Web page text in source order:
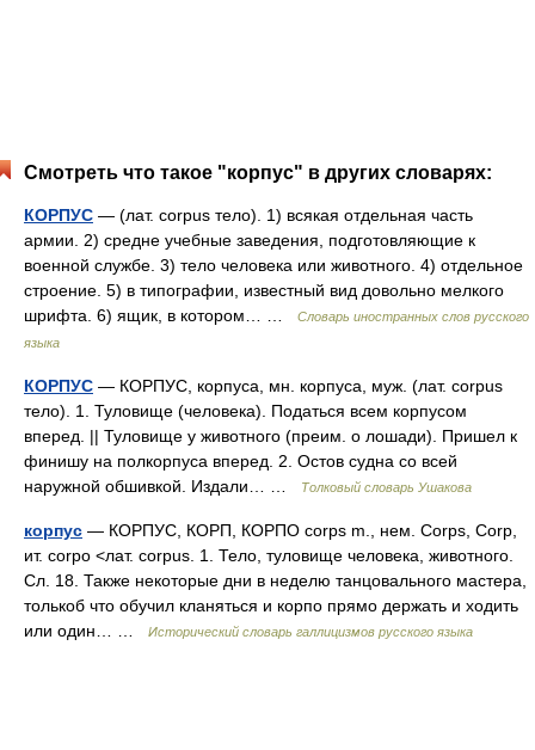
Смотреть что такое "корпус" в других словарях:
КОРПУС — (лат. corpus тело). 1) всякая отдельная часть
армии. 2) средне учебные заведения, подготовляющие к
военной службе. 3) тело человека или животного. 4) отдельное
строение. 5) в типографии, известный вид довольно мелкого
шрифта. 6) ящик, в котором… …
Словарь иностранных слов русского
языка
КОРПУС — КОРПУС, корпуса, мн. корпуса, муж. (лат. corpus
тело). 1. Туловище (человека). Податься всем корпусом
вперед. || Туловище у животного (преим. о лошади). Пришел к
финишу на полкорпуса вперед. 2. Остов судна со всей
наружной обшивкой. Издали… …
Толковый словарь Ушакова
корпус — КОРПУС, КОРП, КОРПО corps m., нем. Corps, Corp,
ит. corpo <лат. corpus. 1. Тело, туловище человека, животного.
Сл. 18. Также некоторые дни в неделю танцовального мастера,
толькоб что обучил кланяться и корпо прямо держать и ходить
или один… …
Исторический словарь галлицизмов русского языка